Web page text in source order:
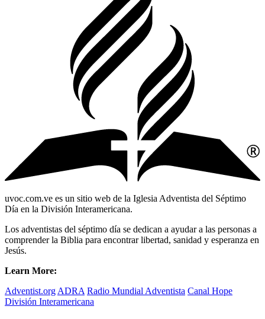
uvoc.com.ve es un sitio web de la Iglesia Adventista del Séptimo
Día en la División Interamericana.
Los adventistas del séptimo día se dedican a ayudar a las personas a
comprender la Biblia para encontrar libertad, sanidad y esperanza en
Jesús.
Learn More:
Adventist.org ADRA Radio Mundial Adventista Canal Hope
División Interamericana